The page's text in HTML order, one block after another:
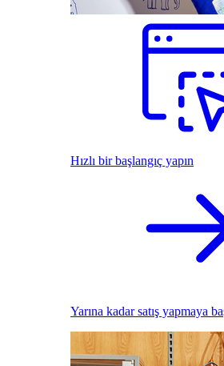
Hızlı bir başlangıç yapın
Yarına kadar satış yapmaya